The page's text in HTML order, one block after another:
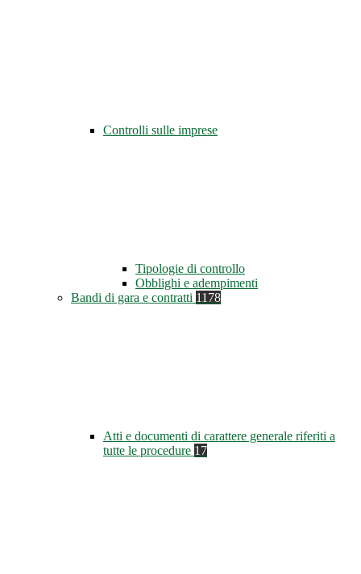
Controlli sulle imprese
Tipologie di controllo
Obblighi e adempimenti
Bandi di gara e contratti 1178
Atti e documenti di carattere generale riferiti a
tutte le procedure 17